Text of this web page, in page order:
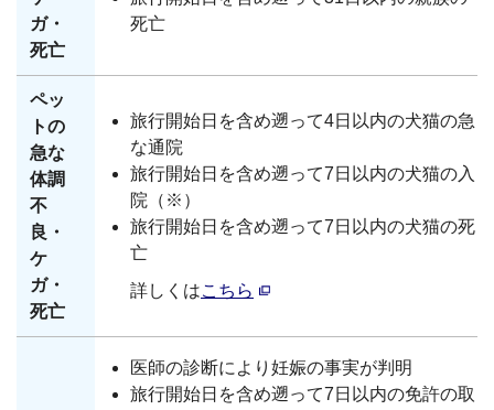
ガ・
死亡
死亡
ペッ
トの
急な
体調
不
良・
ケ
ガ・
死亡
旅行開始日を含め遡って4日以内の犬猫の急
な通院
旅行開始日を含め遡って7日以内の犬猫の入
院（※）
旅行開始日を含め遡って7日以内の犬猫の死
亡
詳しくはこちら
医師の診断により妊娠の事実が判明
旅行開始日を含め遡って7日以内の免許の取